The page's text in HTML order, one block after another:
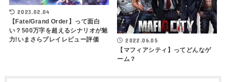
2023.02.04
【Fate/Grand Order】って面白
い？500万字を超えるシナリオが魅
力!いまさらプレイレビュー評価
2022.06.05
【マフィアシティ】ってどんなゲ
ーム？